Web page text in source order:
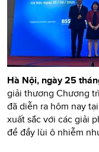
Hà Nội, ngày 25
giải thương Chương
đã diễn ra hôm nay
xuất sắc với các giải
để đẩy lùi ô nhiễm